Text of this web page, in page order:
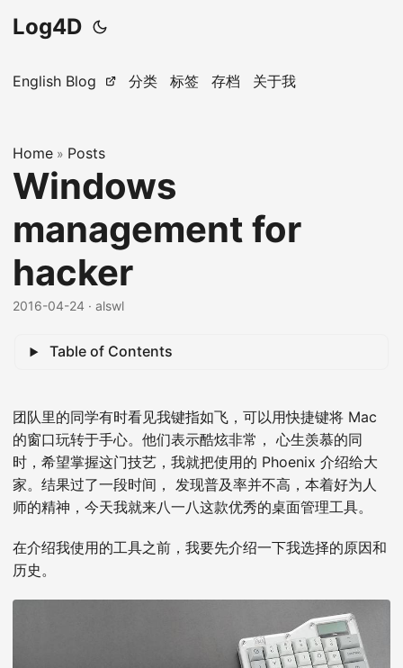
Log4D
English Blog 分类 标签 存档 关于我
Home » Posts
Windows
management for
hacker
2016-04-24 · alswl
Table of Contents
团队里的同学有时看见我键指如飞，可以用快捷键将 Mac
的窗口玩转于手心。他们表示酷炫非常， 心生羡慕的同
时，希望掌握这门技艺，我就把使用的 Phoenix 介绍给大
家。结果过了一段时间， 发现普及率并不高，本着好为人
师的精神，今天我就来八一八这款优秀的桌面管理工具。
在介绍我使用的工具之前，我要先介绍一下我选择的原因和
历史。